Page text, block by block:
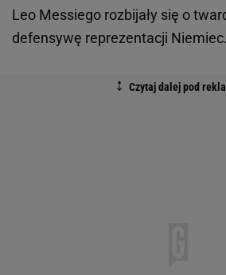
Leo Messiego rozbijały się o
defensywę reprezentacji Niemiec.